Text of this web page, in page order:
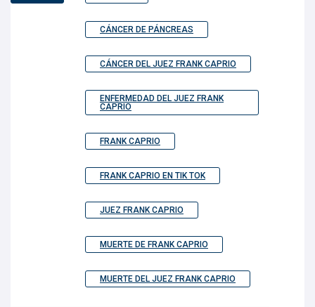
CÁNCER DE PÁNCREAS
CÁNCER DEL JUEZ FRANK CAPRIO
ENFERMEDAD DEL JUEZ FRANK
CAPRIO
FRANK CAPRIO
FRANK CAPRIO EN TIK TOK
JUEZ FRANK CAPRIO
MUERTE DE FRANK CAPRIO
MUERTE DEL JUEZ FRANK CAPRIO